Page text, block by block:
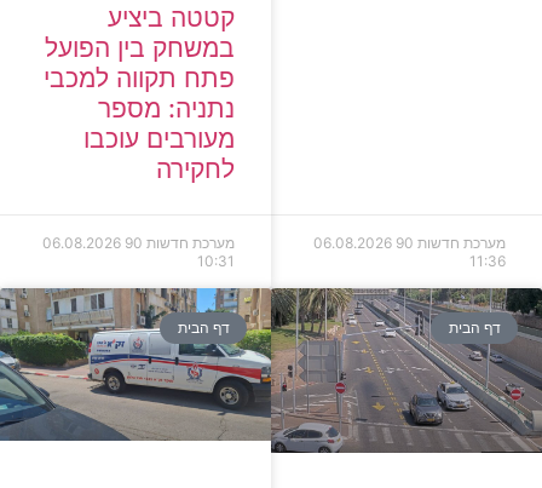
מערכת חדשות 90
06.08.2026
11:36
קטטה ביציע
במשחק בין הפועל
פתח תקווה למכבי
נתניה: מספר
מעורבים עוכבו
לחקירה
מערכת חדשות 90
06.08.2026
10:31
דף הבית דף הבית